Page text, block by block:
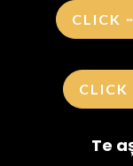
CLICK
CLICK
Te